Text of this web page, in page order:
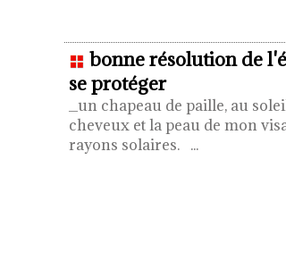
bonne résolution de
se protéger
_un chapeau de paille, au
cheveux et la peau de mon
rayons solaires. ...